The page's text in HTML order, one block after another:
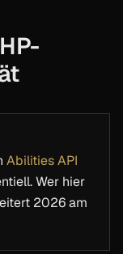
Abilities API
Wer hier
2026 am